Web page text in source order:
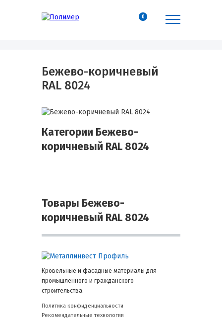
0
Бежево-коричневый
RAL 8024
Категории Бежево-
коричневый RAL 8024
Товары Бежево-
коричневый RAL 8024
Кровельные и фасадные материалы для
промышленного и гражданского
строительства.
Политика конфиденциальности
Рекомендательные технологии